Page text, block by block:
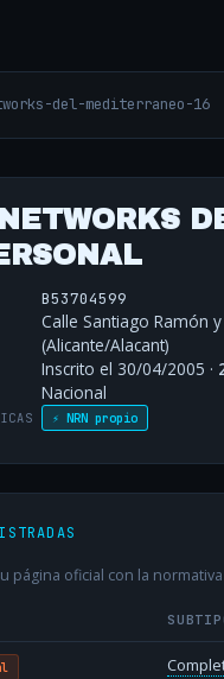
del-mediterraneo-16
B53704599
Calle Santiago Ramón
(Alicante/Alacant)
Inscrito el 30/04/2005 ·
Nacional
⚡ NRN propio
página oficial con la